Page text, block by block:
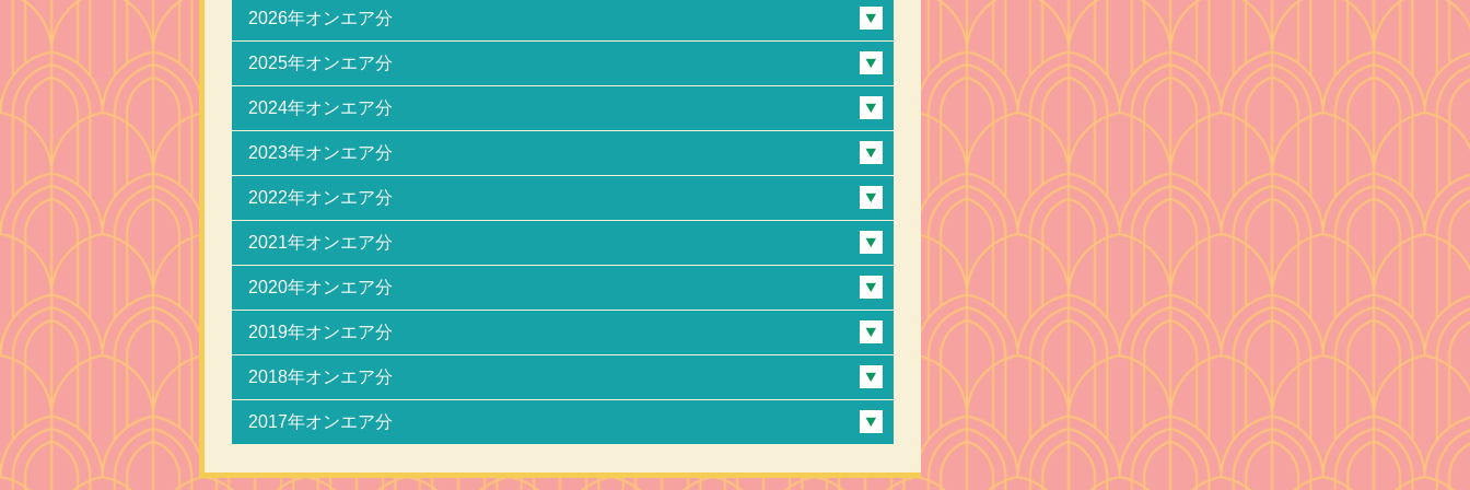
2026年オンエア分
2025年オンエア分
2024年オンエア分
2023年オンエア分
2022年オンエア分
2021年オンエア分
2020年オンエア分
2019年オンエア分
2018年オンエア分
2017年オンエア分